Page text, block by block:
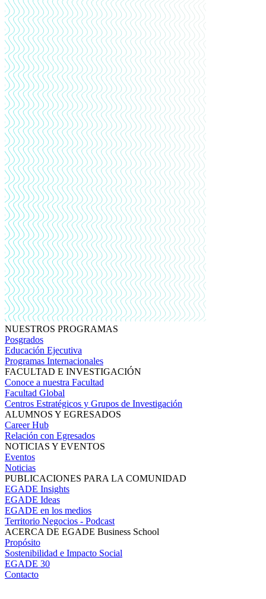
NUESTROS PROGRAMAS
Posgrados
Educación Ejecutiva
Programas Internacionales
FACULTAD E INVESTIGACIÓN
Conoce a nuestra Facultad
Facultad Global
Centros Estratégicos y Grupos de Investigación
ALUMNOS Y EGRESADOS
Career Hub
Relación con Egresados
NOTICIAS Y EVENTOS
Eventos
Noticias
PUBLICACIONES PARA LA COMUNIDAD
EGADE Insights
EGADE Ideas
EGADE en los medios
Territorio Negocios - Podcast
ACERCA DE EGADE Business School
Propósito
Sostenibilidad e Impacto Social
EGADE 30
Contacto